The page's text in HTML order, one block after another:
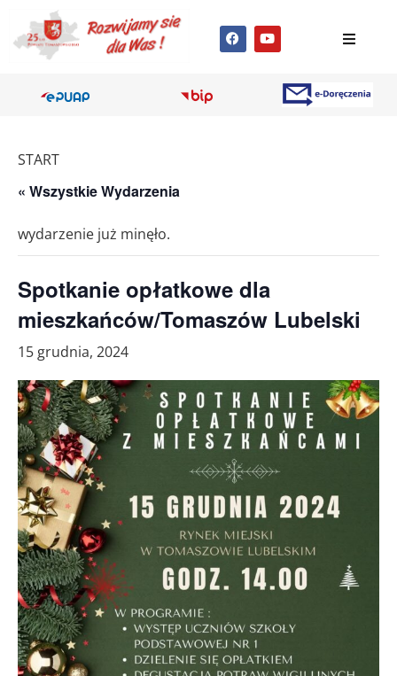
START
« Wszystkie Wydarzenia
wydarzenie już minęło.
Spotkanie opłatkowe dla
mieszkańców/Tomaszów Lubelski
15 grudnia, 2024